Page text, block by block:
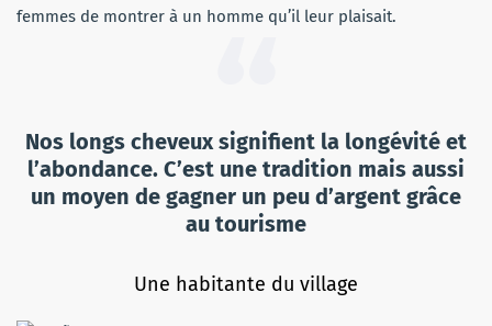
femmes de montrer à un homme qu’il leur plaisait.
Nos longs cheveux signifient la longévité et
l’abondance. C’est une tradition mais aussi
un moyen de gagner un peu d’argent grâce
au tourisme
Une habitante du village